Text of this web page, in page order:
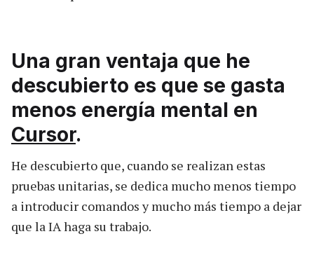
Una gran ventaja que he
descubierto es que se gasta
menos energía mental en
Cursor.
He descubierto que, cuando se realizan estas
pruebas unitarias, se dedica mucho menos tiempo
a introducir comandos y mucho más tiempo a dejar
que la IA haga su trabajo.